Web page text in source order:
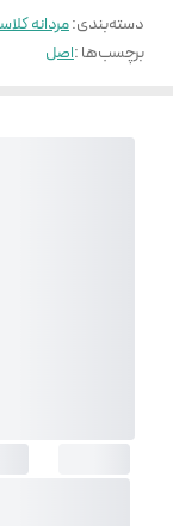
دسته‌بندی:مردانه
برچسب‌ها :اصل